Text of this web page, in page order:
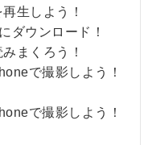
生しよう！
ダウンロード！
まくろう！
で撮影しよう！
で撮影しよう！